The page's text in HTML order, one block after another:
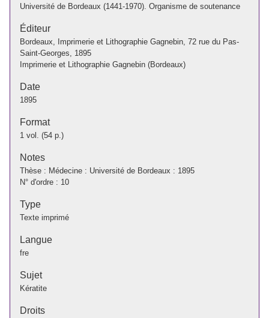
Université de Bordeaux (1441-1970). Organisme de soutenance
Éditeur
Bordeaux, Imprimerie et Lithographie Gagnebin, 72 rue du Pas-
Saint-Georges, 1895
Imprimerie et Lithographie Gagnebin (Bordeaux)
Date
1895
Format
1 vol. (54 p.)
Notes
Thèse : Médecine : Université de Bordeaux : 1895
N° d'ordre : 10
Type
Texte imprimé
Langue
fre
Sujet
Kératite
Droits